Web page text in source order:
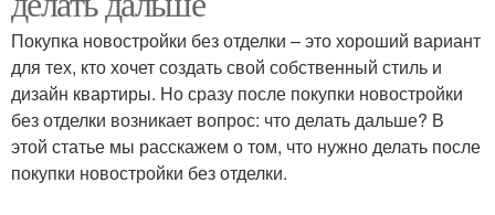
Черновая отделка Предчистовая отделка
Покупка новостройки без отделки – это хороший вариант
для тех, кто хочет создать свой собственный стиль и
дизайн квартиры. Но сразу после покупки новостройки
без отделки возникает вопрос: что делать дальше? В
этой статье мы расскажем о том, что нужно делать после
покупки новостройки без отделки.